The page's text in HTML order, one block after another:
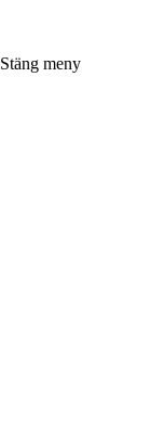
Stäng meny